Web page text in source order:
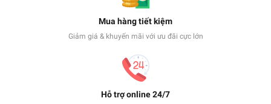
Mua hàng tiết kiệm
Giảm giá & khuyến mãi với ưu đãi cực lớn
Hỗ trợ online 24/7